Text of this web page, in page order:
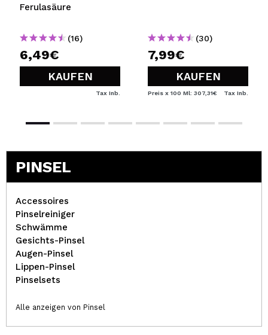
Ferulasäure
(16)
6,49€
KAUFEN
Tax Inb.
(30)
7,99€
KAUFEN
Preis x 100 Ml: 307,31€ Tax Inb.
PINSEL
Accessoires
Pinselreiniger
Schwämme
Gesichts-Pinsel
Augen-Pinsel
Lippen-Pinsel
Pinselsets
Alle anzeigen von Pinsel